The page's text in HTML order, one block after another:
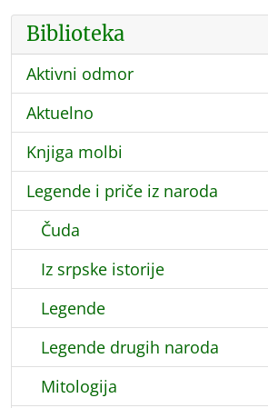
Biblioteka
Aktivni odmor
Aktuelno
Knjiga molbi
Legende i priče iz naroda
Čuda
Iz srpske istorije
Legende
Legende drugih naroda
Mitologija